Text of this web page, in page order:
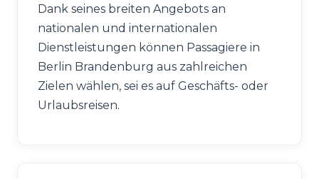
Dank seines breiten Angebots an
nationalen und internationalen
Dienstleistungen können Passagiere in
Berlin Brandenburg aus zahlreichen
Zielen wählen, sei es auf Geschäfts- oder
Urlaubsreisen.